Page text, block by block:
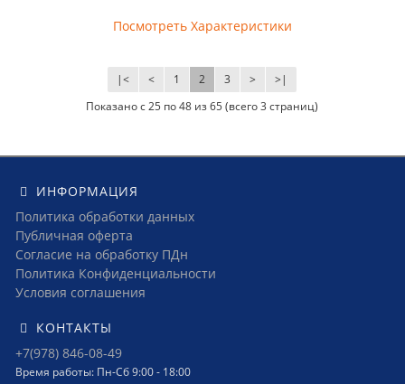
Посмотреть Характеристики
|< < 1 2 3 > >|
Показано с 25 по 48 из 65 (всего 3 страниц)
ИНФОРМАЦИЯ
Политика обработки данных
Публичная оферта
Согласие на обработку ПДн
Политика Конфиденциальности
Условия соглашения
КОНТАКТЫ
+7(978) 846-08-49
Время работы: Пн-Сб 9:00 - 18:00